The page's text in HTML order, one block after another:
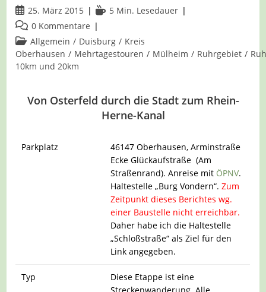
Beitrag
veröffentlicht:
25. März 2015 Lesedauer:
5 Min. Lesedauer
Beitrags-
Kommentare:
0 Kommentare
Beitrags-
Kategorie:
Allgemein / Duisburg / Kreis
Oberhausen / Mehrtagestouren / Mülheim / Ruhrgebiet /
10km und 20km
Von Osterfeld durch die Stadt zum Rhein-
Herne-Kanal
Parkplatz
46147 Oberhausen, Arminstraße
Ecke Glückaufstraße (Am
Straßenrand). Anreise mit ÖPNV.
Haltestelle „Burg Vondern“.Zum
Zeitpunkt dieses Berichtes wg.
einer Baustelle nicht erreichbar.
Daher habe ich die Haltestelle
„Schloßstraße“ als Ziel für den
Link angegeben.
Typ
Diese Etappe ist eine